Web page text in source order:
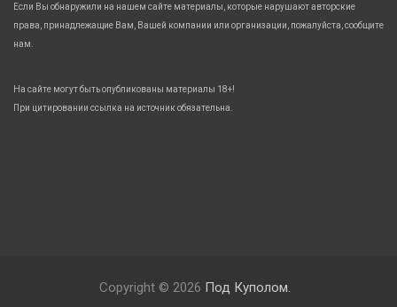
Если Вы обнаружили на нашем сайте материалы, которые нарушают авторские
права, принадлежащие Вам, Вашей компании или организации, пожалуйста, сообщите
нам.
На сайте могут быть опубликованы материалы 18+!
При цитировании ссылка на источник обязательна.
Copyright © 2026 Под Куполом.